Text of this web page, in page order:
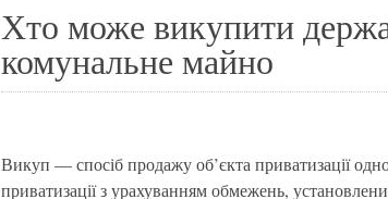
Хто може викупити
комунальне майно
Викуп — спосіб продажу об’єкта приватизації
приватизації з урахуванням обмежень,